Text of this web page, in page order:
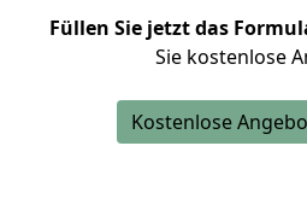
Füllen Sie jetzt das
Sie kostenlose
Kostenlose